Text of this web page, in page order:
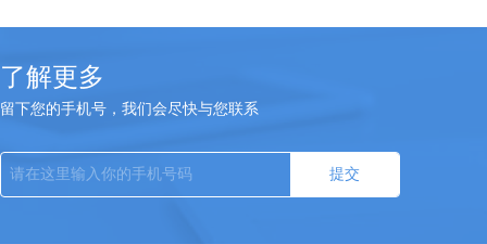
了解更多
留下您的手机号，我们会尽快与您联系
提交